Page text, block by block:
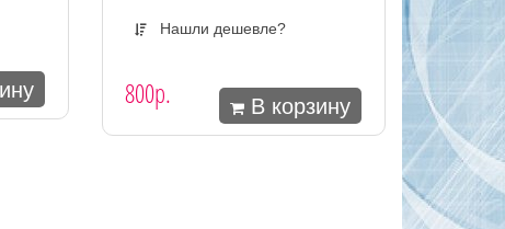
Нашли дешевле?
800р. В корзину